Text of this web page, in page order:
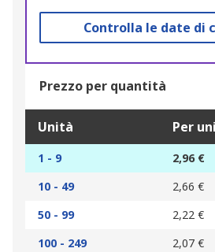
Controlla le date di
Prezzo per quantità
Unità Per
1 - 9
2,96 €
10 - 49
2,66 €
50 - 99
2,22 €
100 - 249
2,07 €